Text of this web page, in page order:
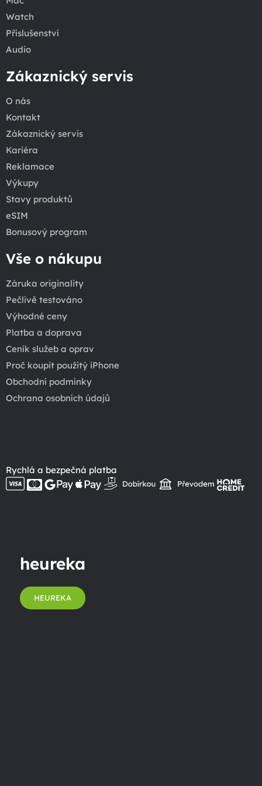
Watch
Příslušenství
Audio
Zákaznický servis
O nás
Kontakt
Zákaznický servis
Kariéra
Reklamace
Výkupy
Stavy produktů
eSIM
Bonusový program
Vše o nákupu
Záruka originality
Pečlivě testováno
Výhodné ceny
Platba a doprava
Ceník služeb a oprav
Proč koupit použitý iPhone
Obchodní podmínky
Ochrana osobních údajů
Rychlá a bezpečná platba
heureka
HEUREKA